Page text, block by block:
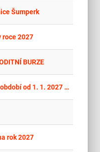
Šumperk
roce 2027
BURZE
Nákup elektrické energie na období od 1. 1. 2027 do 31. 12. 2028
rok 2027